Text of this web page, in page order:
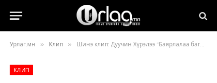
Урлаг.мн » Клип » Шинэ клип: Дуучин Хүрэлээ “Баярлалаа багшдаа”
КЛИП